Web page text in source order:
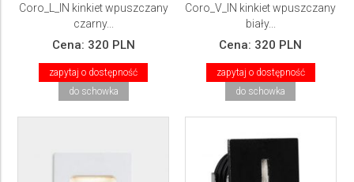
Coro_L_IN kinkiet wpuszczany
czarny...
Cena: 320 PLN
zapytaj o dostępność
do schowka
Coro_V_IN kinkiet wpuszczany
biały...
Cena: 320 PLN
zapytaj o dostępność
do schowka